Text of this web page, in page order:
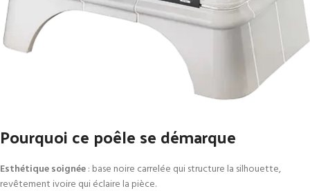
Pourquoi ce poêle se démarque
Esthétique soignée: base noire carrelée qui structure la silhouette,
revêtement ivoire qui éclaire la pièce.